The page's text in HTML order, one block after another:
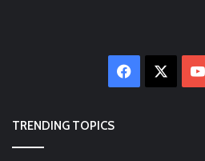
Facebook
TRENDING TOPICS